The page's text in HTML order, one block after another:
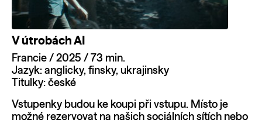
V útrobách AI
Francie / 2025 / 73 min.
Jazyk: anglicky, finsky, ukrajinsky
Titulky: české
Vstupenky budou ke koupi při vstupu. Místo je
možné rezervovat na našich sociálních sítích nebo